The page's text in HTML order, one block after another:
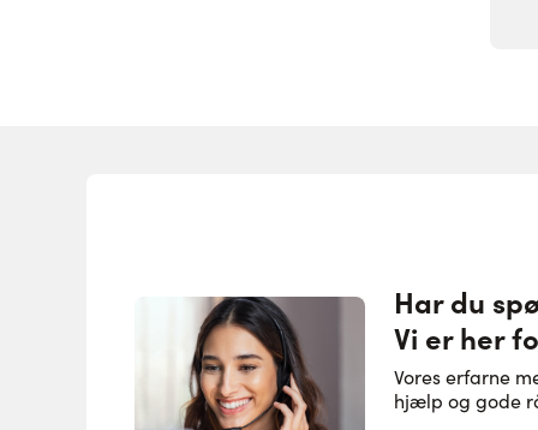
Har du
Vi er her
Vores erfarne
hjælp og gode